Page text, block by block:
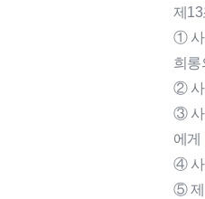
제13
① 사
희롱
② 사
③ 사
에게
④ 사
⑤ 제